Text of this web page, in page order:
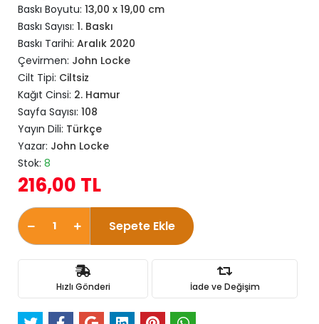
Baskı Boyutu: 13,00 x 19,00 cm
Baskı Sayısı: 1. Baskı
Baskı Tarihi: Aralık 2020
Çevirmen: John Locke
Cilt Tipi: Ciltsiz
Kağıt Cinsi: 2. Hamur
Sayfa Sayısı: 108
Yayın Dili: Türkçe
Yazar: John Locke
Stok: 8
216,00 TL
Sepete Ekle
Hızlı Gönderi İade ve Değişim